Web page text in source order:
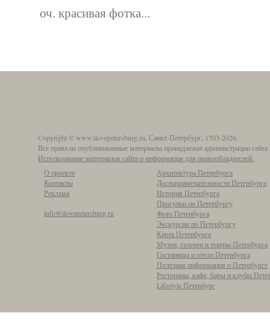
оч. красивая фотка...
Copyright © www.ilovepetersburg.ru, Санкт-Петербург, 1703-2026.
Все права на опубликованные материалы принадлежат администрации
Использование материалов сайта и информация для правообладателей.
О проекте
Контакты
Реклама
info@ilovepetersburg.ru
Архитектура Петербурга
Достопримечательности Петербурга
История Петербурга
Прогулки по Петербургу
Фото Петербурга
Экскурсии по Петербургу
Карта Петербурга
Музеи, галереи и театры Петербурга
Гостиницы и отели Петербурга
Полезная информация о Петербурге
Рестораны, кафе, бары и клубы
Lifestyle Петербург